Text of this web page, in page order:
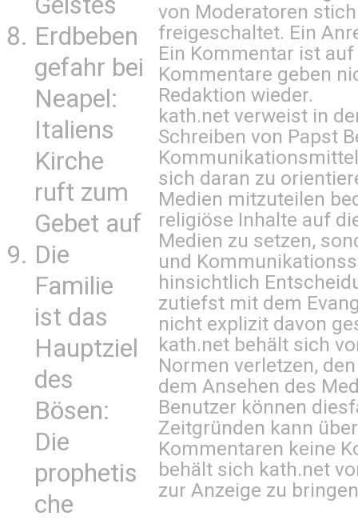
Erdbeben
gefahr bei
Neapel:
Italiens
Kirche
ruft zum
Gebet auf
Die
Familie
ist das
Hauptziel
des
Bösen:
Die
prophetis
che
von Moderatoren
freigeschaltet. Ein
Ein Kommentar ist
Kommentare geben
Redaktion wieder.
kath.net verweist in
Schreiben von Papst
sich daran zu
Medien mitzuteilen
religiöse Inhalte auf
Medien zu setzen,
und
hinsichtlich
zutiefst mit dem
nicht explizit davon
kath.net behält sich
Normen verletzen,
dem Ansehen des
Benutzer können
Zeitgründen kann
Kommentaren keine
behält sich kath.net
zur Anzeige zu